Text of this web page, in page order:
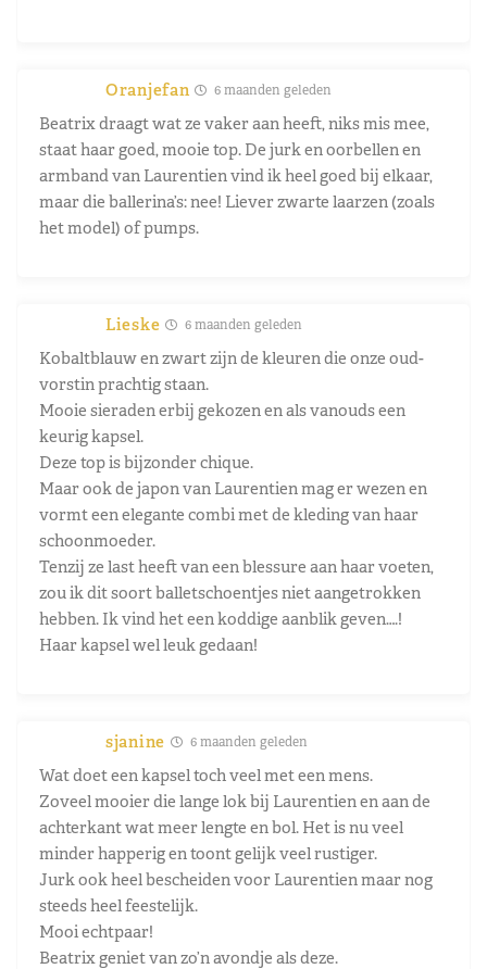
Oranjefan 6 maanden geleden
Beatrix draagt wat ze vaker aan heeft, niks mis mee,
staat haar goed, mooie top. De jurk en oorbellen en
armband van Laurentien vind ik heel goed bij elkaar,
maar die ballerina’s: nee! Liever zwarte laarzen (zoals
het model) of pumps.
Lieske 6 maanden geleden
Kobaltblauw en zwart zijn de kleuren die onze oud-
vorstin prachtig staan.
Mooie sieraden erbij gekozen en als vanouds een
keurig kapsel.
Deze top is bijzonder chique.
Maar ook de japon van Laurentien mag er wezen en
vormt een elegante combi met de kleding van haar
schoonmoeder.
Tenzij ze last heeft van een blessure aan haar voeten,
zou ik dit soort balletschoentjes niet aangetrokken
hebben. Ik vind het een koddige aanblik geven….!
Haar kapsel wel leuk gedaan!
sjanine 6 maanden geleden
Wat doet een kapsel toch veel met een mens.
Zoveel mooier die lange lok bij Laurentien en aan de
achterkant wat meer lengte en bol. Het is nu veel
minder happerig en toont gelijk veel rustiger.
Jurk ook heel bescheiden voor Laurentien maar nog
steeds heel feestelijk.
Mooi echtpaar!
Beatrix geniet van zo’n avondje als deze.